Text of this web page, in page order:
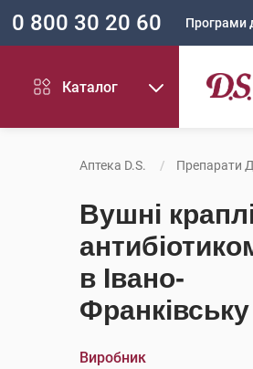
0 800 30 20 60 Програми
Каталог
Аптека D.S. Препарати
Вушні
в Івано-
Франківську
Виробник